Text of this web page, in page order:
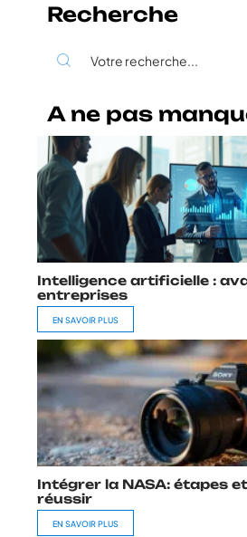
Recherche
A ne pas
Intelligence artificielle :
entreprises
EN SAVOIR PLUS
Intégrer la NASA: étapes
réussir
EN SAVOIR PLUS